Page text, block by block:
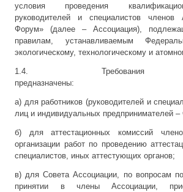
условия проведения
руководителей и специалистов членов
Форум» (далее – Ассоциация),
правилам, устанавливаемым
экологическому, технологическому и
1.4. Требования
а) для работников (руководителей и
лиц и индивидуальных предпринимателей –
б) для аттестационных комиссий
организации работ по проведению
специалистов, иных аттестующих органов;
в) для Совета Ассоциации, по вопросам
принятии в члены Ассоциации,